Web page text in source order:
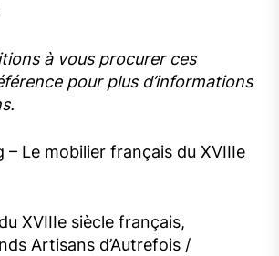
à vous procurer ces
pour plus d’informations
– Le mobilier français du XVIIIe
XVIIIe siècle français,
Artisans d’Autrefois /